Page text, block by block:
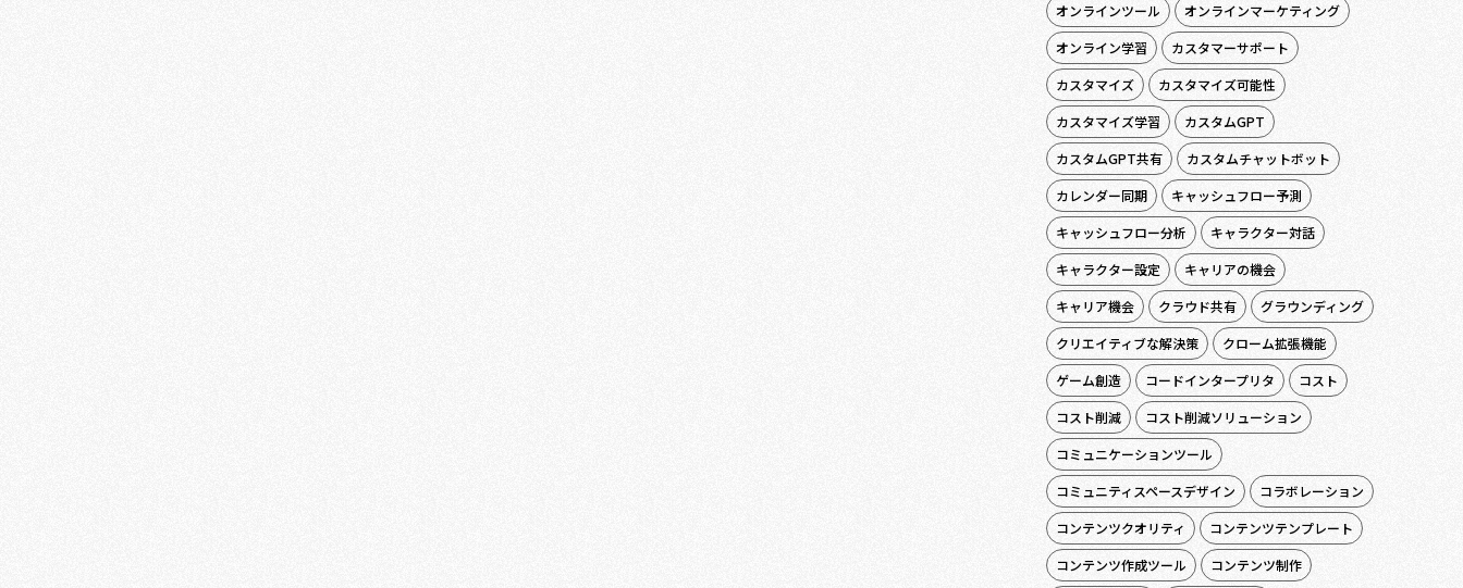
オンラインツール
オンラインマーケティング
オンライン学習
カスタマーサポート
カスタマイズ
カスタマイズ可能性
カスタマイズ学習
カスタムGPT
カスタムGPT共有
カスタムチャットボット
カレンダー同期
キャッシュフロー予測
キャッシュフロー分析
キャラクター対話
キャラクター設定
キャリアの機会
キャリア機会
クラウド共有
グラウンディング
クリエイティブな解決策
クローム拡張機能
ゲーム創造
コードインタープリタ
コスト
コスト削減
コスト削減ソリューション
コミュニケーションツール
コミュニティスペースデザイン
コラボレーション
コンテンツクオリティ
コンテンツテンプレート
コンテンツ作成ツール
コンテンツ制作